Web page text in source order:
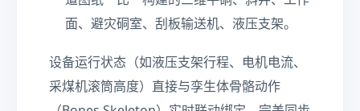
面、避灾硐室、刮板输送机、液压支架。
设备运行状态（如液压支架行程、电机电流、
采煤机滚筒高度）直接与孪生体骨骼动作